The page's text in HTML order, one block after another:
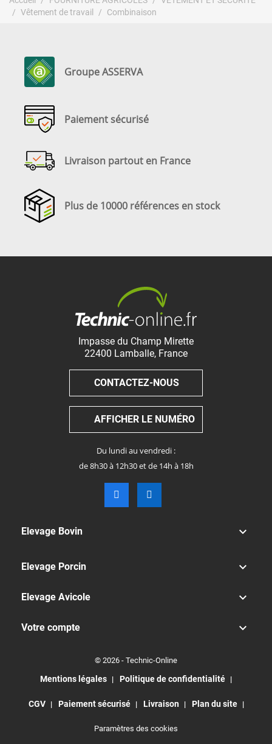
Vêtement de travail
Combinaison
Groupe ASSERVA
Paiement sécurisé
Livraison partout en France
Plus de 10000 références en stock
Impasse du Champ Mirette
22400 Lamballe, France
CONTACTEZ-NOUS
AFFICHER LE NUMÉRO
Du lundi au vendredi :
de 8h30 à 12h30 et de 14h à 18h
Elevage Bovin 
Elevage Porcin 
Elevage Avicole 
Votre compte 
© 2026 - Technic-Online
Mentions légales Politique de confidentialité
CGV Paiement sécurisé Livraison Plan du site
Paramètres des cookies